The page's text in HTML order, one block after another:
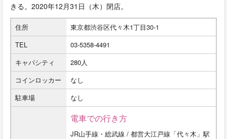
きる。2020年12月31日（木）閉店。
住所
東京都渋谷区代々木1丁目30-1
TEL
03-5358-4491
キャパシティ
280人
コインロッカー
なし
駐車場
なし
電車での行き方
JR山手線・総武線 / 都営大江戸線「代々木」駅